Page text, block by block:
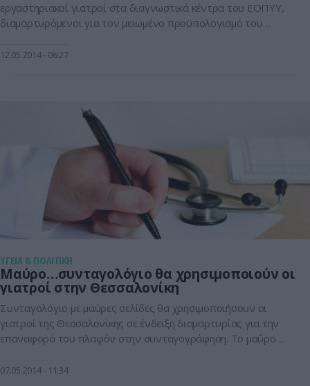
εργαστηριακοί γιατροί στα διαγνωστικά κέντρα του ΕΟΠΥΥ,
διαμαρτυρόμενοι για τον μειωμένο προϋπολογισμό του
συνεπάγεται, φυσικά, πως οι ασφαλισμένοι που θα χρειαστεί
12.05.2014 06:27
ΥΓΕΙΑ & ΠΟΛΙΤΙΚΗ
Μαύρο…συνταγολόγιο θα χρησιμοποιούν οι
γιατροί στην Θεσσαλονίκη
Συνταγολόγιο με μαύρες σελίδες θα χρησιμοποιήσουν οι
γιατροί της Θεσσαλονίκης σε ένδειξη διαμαρτυρίας για την
επαναφορά του πλαφόν στην συνταγογράφηση. Το μαύρο
γενικός γραμματέας του Ιατρικού Συλλόγου Θεσσαλονίκης
07.05.2014 11:34